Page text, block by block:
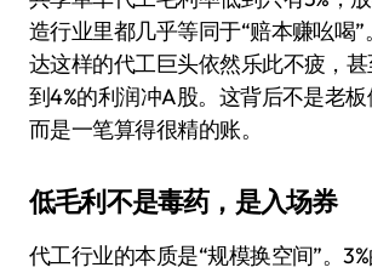
造行业里都几乎等同于“赔本赚吆喝
达这样的代工巨头依然乐此不疲，
到4%的利润冲A股。这背后不是老板
而是一笔算得很精的账。
低毛利不是毒药，是入场券
代工行业的本质是“规模换空间”。